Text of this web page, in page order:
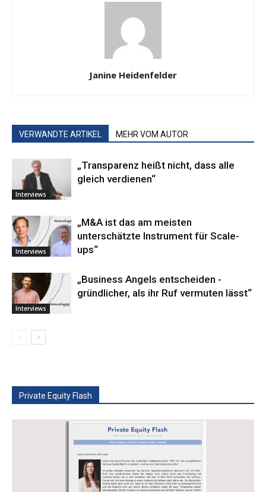
Janine Heidenfelder
VERWANDTE ARTIKEL MEHR VOM AUTOR
Interviews
„Transparenz heißt nicht, dass alle
gleich verdienen“
Interviews
„M&A ist das am meisten
unterschätzte Instrument für Scale-
ups“
Interviews
„Business ­Angels ­entscheiden ­
gründlicher, als ihr Ruf vermuten lässt“
Private Equity Flash